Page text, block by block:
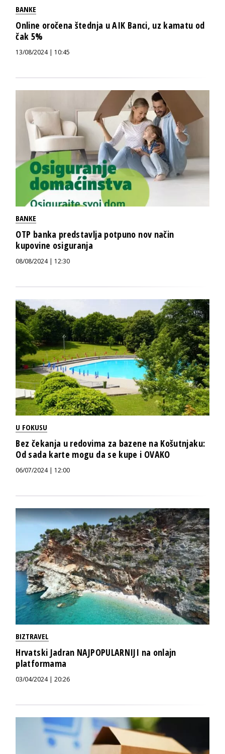
BANKE
Online oročena štednja u AIK Banci, uz kamatu od
čak 5%
13/08/2024 | 10:45
BANKE
OTP banka predstavlja potpuno nov način
kupovine osiguranja
08/08/2024 | 12:30
U FOKUSU
Bez čekanja u redovima za bazene na Košutnjaku:
Od sada karte mogu da se kupe i OVAKO
06/07/2024 | 12:00
BIZTRAVEL
Hrvatski Jadran NAJPOPULARNIJI na onlajn
platformama
03/04/2024 | 20:26